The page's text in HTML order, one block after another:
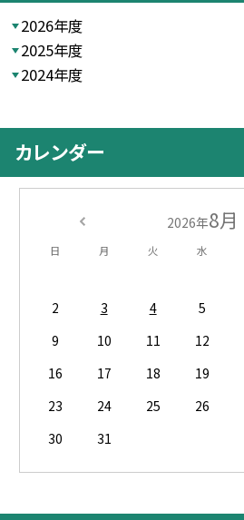
2026年度
2025年度
2024年度
カレンダー
2026年8月
日 月 火 水
2
3 4 5
9
10 11 12
16
17 18 19
23
24 25 26
30
31